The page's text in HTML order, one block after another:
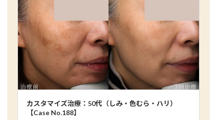
カスタマイズ治療：50代（しみ・色むら・ハリ）
【Case No.188】